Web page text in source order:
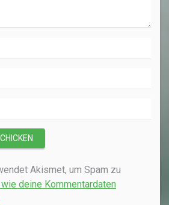
Akismet, um Spam zu
wie deine Kommentardaten